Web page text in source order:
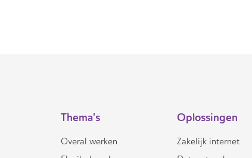
Thema's
Overal werken
Oplossingen
Zakelijk internet